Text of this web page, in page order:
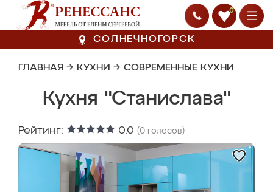
0
СОЛНЕЧНОГОРСК
ГЛАВНАЯ → КУХНИ → СОВРЕМЕННЫЕ КУХНИ
Кухня "Станислава"
Рейтинг: 0.0 (0 голосов)